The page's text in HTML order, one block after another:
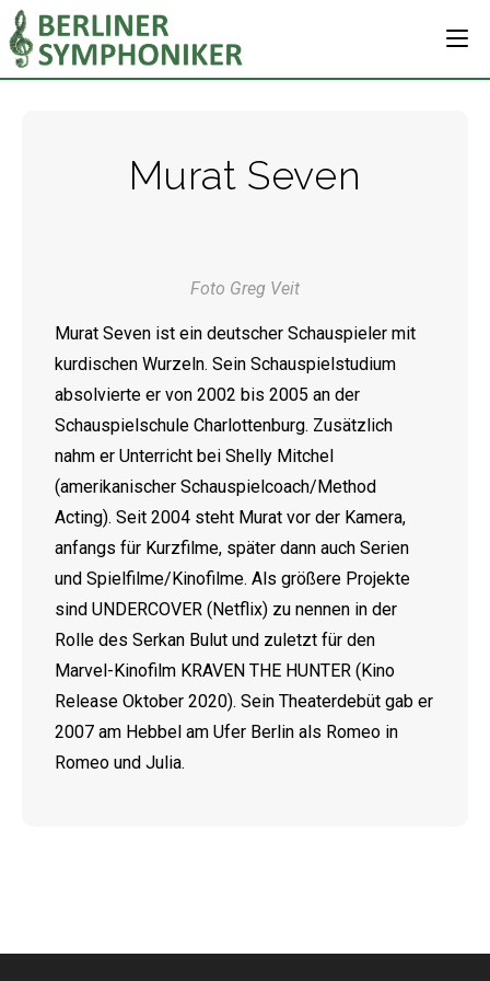
Murat Seven
Foto Greg Veit
Murat Seven ist ein deutscher Schauspieler mit
kurdischen Wurzeln. Sein Schauspielstudium
absolvierte er von 2002 bis 2005 an der
Schauspielschule Charlottenburg. Zusätzlich
nahm er Unterricht bei Shelly Mitchel
(amerikanischer Schauspielcoach/Method
Acting). Seit 2004 steht Murat vor der Kamera,
anfangs für Kurzfilme, später dann auch Serien
und Spielfilme/Kinofilme. Als größere Projekte
sind UNDERCOVER (Netflix) zu nennen in der
Rolle des Serkan Bulut und zuletzt für den
Marvel-Kinofilm KRAVEN THE HUNTER (Kino
Release Oktober 2020). Sein Theaterdebüt gab er
2007 am Hebbel am Ufer Berlin als Romeo in
Romeo und Julia.